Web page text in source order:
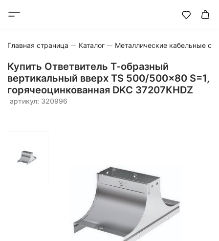
Главная страница Каталог Металлические кабельные
Купить Ответвитель Т-образный
вертикальный вверх TS 500/500x80 S=1,
горячеоцинкованная DKC 37207KHDZ
артикул: 320996